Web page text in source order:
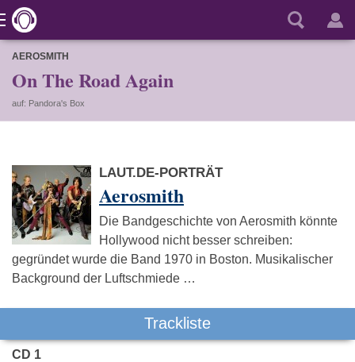
AEROSMITH
On The Road Again
auf: Pandora's Box
LAUT.DE-PORTRÄT
Aerosmith
Die Bandgeschichte von Aerosmith könnte
Hollywood nicht besser schreiben:
gegründet wurde die Band 1970 in Boston. Musikalischer
Background der Luftschmiede …
Trackliste
CD 1